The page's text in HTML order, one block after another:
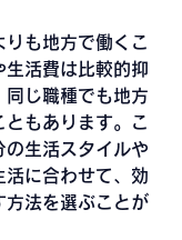
も地方で働くこ
生活費は比較的抑
同じ職種でも地方
ともあります。こ
の生活スタイルや
活に合わせて、効
方法を選ぶことが